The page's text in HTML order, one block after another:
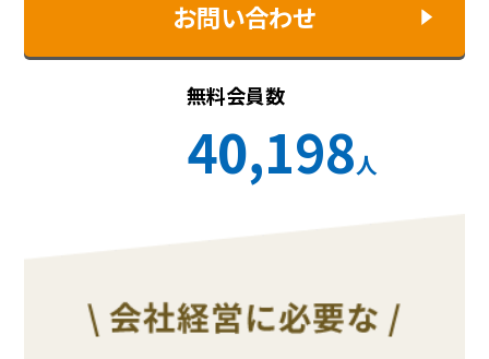
お問い合わせ
無料会員数
40,198人